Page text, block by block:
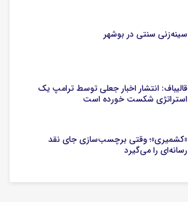
سینه‌زنی سنتی در بوشهر
قالیباف: انتشار اخبار جعلی توسط ترامپ یک
استراتژی شکست خورده است
«کشمیری»؛ وقتی برچسب‌سازی جای نقد
رسانه‌ای را می‌گیرد